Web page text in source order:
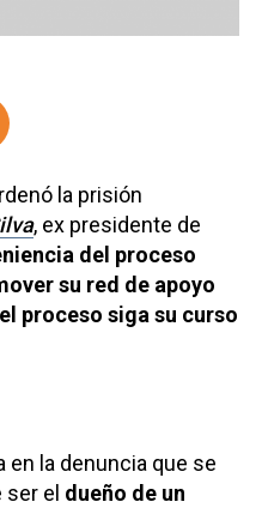
la prisión
, ex presidente de
del proceso
su red de apoyo
proceso siga su curso
en la denuncia que se
el dueño de un